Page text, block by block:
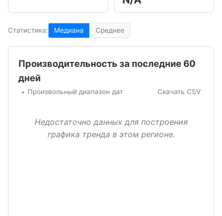
Статистика: Медиана Среднее
Производительность за последние 60
дней
Произвольный диапазон дат Скачать CSV
Недостаточно данных для построения
графика тренда в этом регионе.